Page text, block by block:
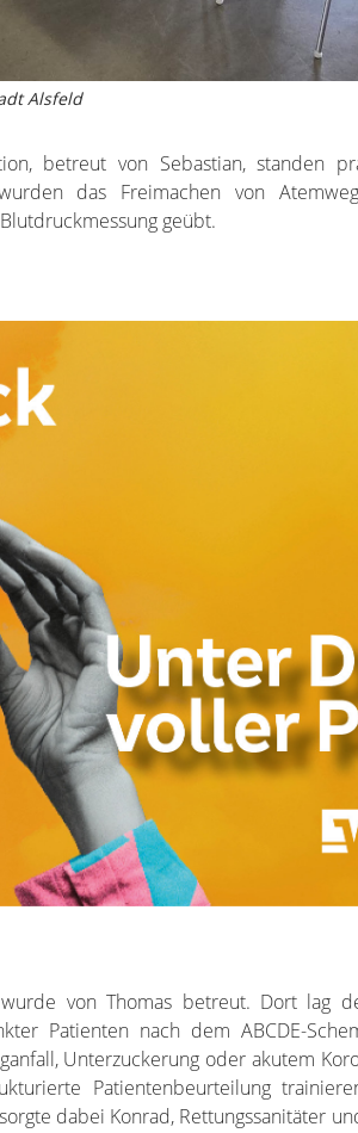
Alsfeld
betreut von Sebastian, standen
das Freimachen von
geübt.
von Thomas betreut. Dort lag
Patienten nach dem ABCDE-
Unterzuckerung oder akutem
Patientenbeurteilung
dabei Konrad, Rettungssanitäter